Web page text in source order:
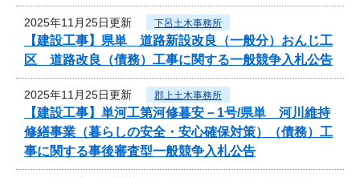
2025年11月25日更新 下呂土木事務所
【建設工事】県単 道路新設改良（一般分）おんじ工
区 道路改良（債務）工事に関する一般競争入札公告
2025年11月25日更新 郡上土木事務所
【建設工事】単河工第河修暮安－1号/県単 河川維持
修繕事業（暮らしの安全・安心確保対策）（債務）工
事に関する事後審査型一般競争入札公告